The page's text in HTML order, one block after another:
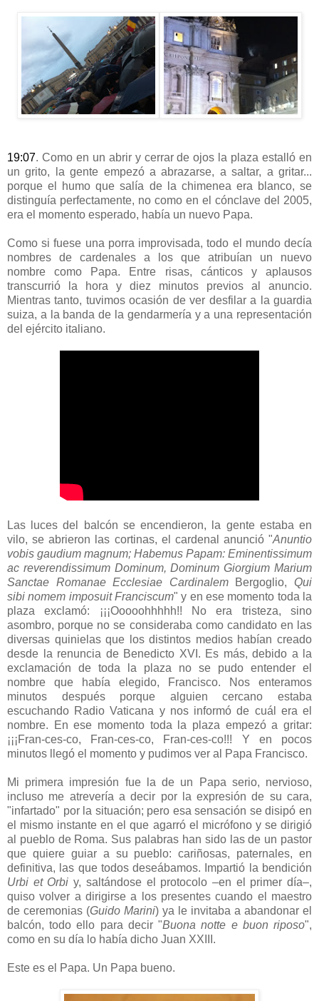
19:07. Como en un abrir y cerrar de ojos la plaza estalló en
un grito, la gente empezó a abrazarse, a saltar, a gritar...
porque el humo que salía de la chimenea era blanco, se
distinguía perfectamente, no como en el cónclave del 2005,
era el momento esperado, había un nuevo Papa.
Como si fuese una porra improvisada, todo el mundo decía
nombres de cardenales a los que atribuían un nuevo
nombre como Papa. Entre risas, cánticos y aplausos
transcurrió la hora y diez minutos previos al anuncio.
Mientras tanto, tuvimos ocasión de ver desfilar a la guardia
suiza, a la banda de la gendarmería y a una representación
del ejército italiano.
Las luces del balcón se encendieron, la gente estaba en
vilo, se abrieron las cortinas, el cardenal anunció "Anuntio
vobis gaudium magnum; Habemus Papam: Eminentissimum
ac reverendissimum Dominum, Dominum Giorgium Marium
Sanctae Romanae Ecclesiae CardinalemBergoglio,Qui
sibi nomem imposuit Franciscum" y en ese momento toda la
plaza exclamó: ¡¡¡Ooooohhhhh!! No era tristeza, sino
asombro, porque no se consideraba como candidato en las
diversas quinielas que los distintos medios habían creado
desde la renuncia de Benedicto XVI. Es más, debido a la
exclamación de toda la plaza no se pudo entender el
nombre que había elegido, Francisco. Nos enteramos
minutos después porque alguien cercano estaba
escuchando Radio Vaticana y nos informó de cuál era el
nombre. En ese momento toda la plaza empezó a gritar:
¡¡¡Fran-ces-co, Fran-ces-co, Fran-ces-co!!! Y en pocos
minutos llegó el momento y pudimos ver al Papa Francisco.
Mi primera impresión fue la de un Papa serio, nervioso,
incluso me atrevería a decir por la expresión de su cara,
"infartado" por la situación; pero esa sensación se disipó en
el mismo instante en el que agarró el micrófono y se dirigió
al pueblo de Roma. Sus palabras han sido las de un pastor
que quiere guiar a su pueblo: cariñosas, paternales, en
definitiva, las que todos deseábamos. Impartió la bendición
Urbi et Orbi y, saltándose el protocolo –en el primer día–,
quiso volver a dirigirse a los presentes cuando el maestro
de ceremonias (Guido Marini) ya le invitaba a abandonar el
balcón, todo ello para decir "Buona notte e buon riposo",
como en su día lo había dicho Juan XXIII.
Este es el Papa. Un Papa bueno.